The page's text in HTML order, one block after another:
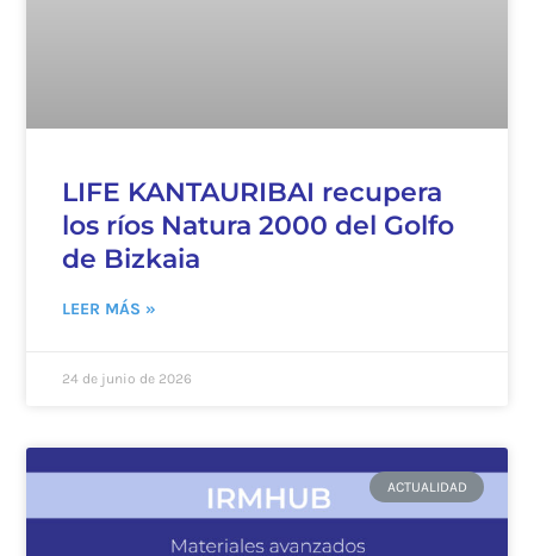
LIFE KANTAURIBAI recupera
los ríos Natura 2000 del Golfo
de Bizkaia
LEER MÁS »
24 de junio de 2026
ACTUALIDAD